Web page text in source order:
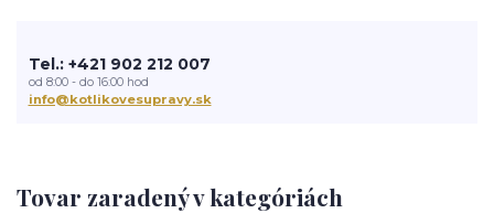
Tovar zaradený v kategóriách
Tel.: +421 902 212 007
od 8:00 - do 16:00 hod
info@kotlikovesupravy.sk